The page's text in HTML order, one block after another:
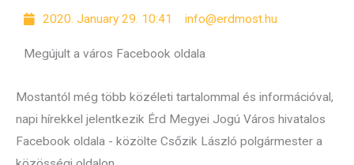
2020. January 29. 10:41 info@erdmost.hu
Megújult a város Facebook oldala
Mostantól még több közéleti tartalommal és információval,
napi hírekkel jelentkezik Érd Megyei Jogú Város hivatalos
Facebook oldala - közölte Csőzik László polgármester a